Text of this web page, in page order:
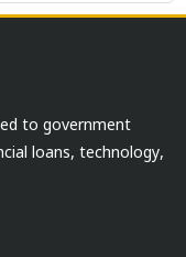
to government
loans, technology,